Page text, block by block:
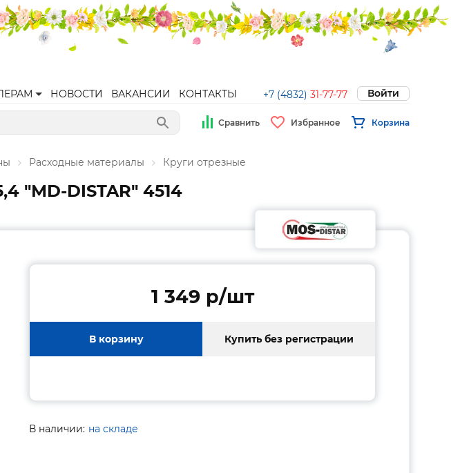
НОВОСТИ ВАКАНСИИ КОНТАКТЫ +7 (4832) 31-77-77 Войти
Сравнить Избранное Корзина
Расходные материалы Круги отрезные
"МD-DISTAR" 4514
1 349 p/шт
В корзину Купить без регистрации
В наличии: на складе